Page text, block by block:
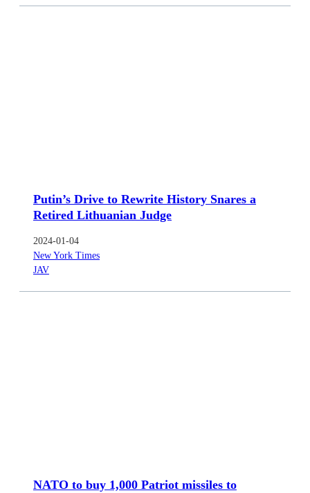
Putin’s Drive to Rewrite History Snares a
Retired Lithuanian Judge
2024-01-04
New York Times
JAV
NATO to buy 1,000 Patriot missiles to